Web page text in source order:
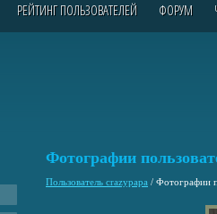
РЕЙТИНГ ПОЛЬЗОВАТЕЛЕЙ ФОРУМ
Фотографии
Пользователь crazypapa / Фотографии